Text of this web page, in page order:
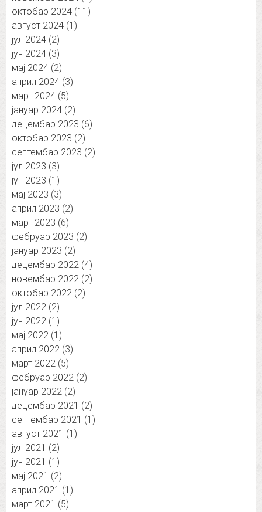
октобар 2024 (11)
август 2024 (1)
јул 2024 (2)
јун 2024 (3)
мај 2024 (2)
април 2024 (3)
март 2024 (5)
јануар 2024 (2)
децембар 2023 (6)
октобар 2023 (2)
септембар 2023 (2)
јул 2023 (3)
јун 2023 (1)
мај 2023 (3)
април 2023 (2)
март 2023 (6)
фебруар 2023 (2)
јануар 2023 (2)
децембар 2022 (4)
новембар 2022 (2)
октобар 2022 (2)
јул 2022 (2)
јун 2022 (1)
мај 2022 (1)
април 2022 (3)
март 2022 (5)
фебруар 2022 (2)
јануар 2022 (2)
децембар 2021 (2)
септембар 2021 (1)
август 2021 (1)
јул 2021 (2)
јун 2021 (1)
мај 2021 (2)
април 2021 (1)
март 2021 (5)